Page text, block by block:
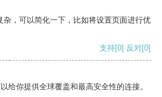
杂，可以简化一下，比如将设置页面进行优
支持[0] 反对[0]
给你提供全球覆盖和最高安全性的连接。